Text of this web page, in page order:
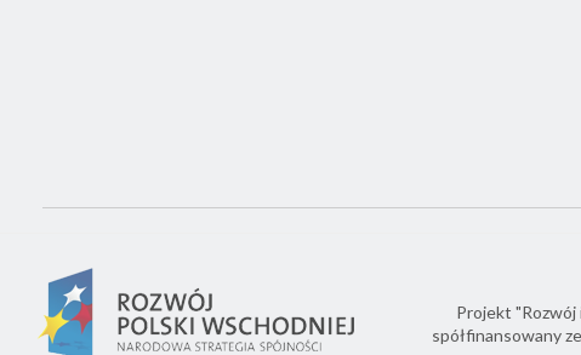
Projekt
spółfinansowany